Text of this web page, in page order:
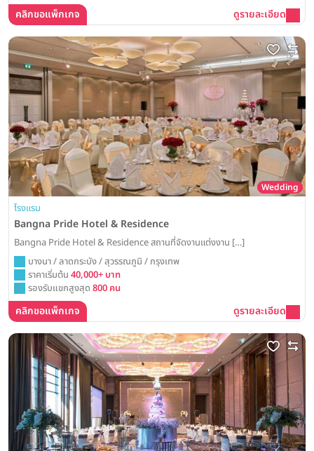
คลิกขอแพ็กเกจ ดูรายละเอียด
Wedding
โรงแรม
Bangna Pride Hotel & Residence
Bangna Pride Hotel & Residence สถานที่จัดงานแต่งงาน […]
บางนา / ลาดกระบัง / สุวรรณภูมิ / กรุงเทพ
ราคาเริ่มต้น 40,000+ บาท
รองรับแขกสูงสุด 800 คน
คลิกขอแพ็กเกจ ดูรายละเอียด